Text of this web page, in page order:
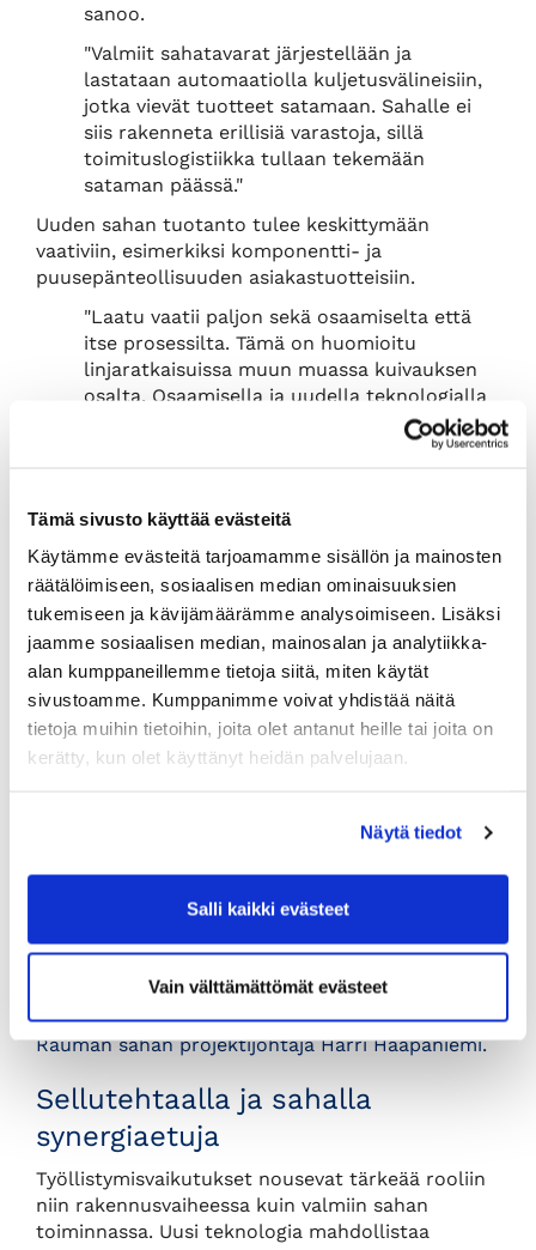
Tämä sivusto käyttää evästeitä
Käytämme evästeitä tarjoamamme sisällön ja mainosten
räätälöimiseen, sosiaalisen median ominaisuuksien
tukemiseen ja kävijämäärämme analysoimiseen. Lisäksi
jaamme sosiaalisen median, mainosalan ja analytiikka-
alan kumppaneillemme tietoja siitä, miten käytät
sivustoamme. Kumppanimme voivat yhdistää näitä
tietoja muihin tietoihin, joita olet antanut heille tai joita on
kerätty, kun olet käyttänyt heidän palvelujaan.
Näytä tiedot
Salli kaikki evästeet
Vain välttämättömät evästeet
sanoo.
"Valmiit sahatavarat järjestellään ja
lastataan automaatiolla kuljetusvälineisiin,
jotka vievät tuotteet satamaan. Sahalle ei
siis rakenneta erillisiä varastoja, sillä
toimituslogistiikka tullaan tekemään
sataman päässä."
Uuden sahan tuotanto tulee keskittymään
vaativiin, esimerkiksi komponentti- ja
puusepänteollisuuden asiakastuotteisiin.
"Laatu vaatii paljon sekä osaamiselta että
itse prosessilta. Tämä on huomioitu
linjaratkaisuissa muun muassa kuivauksen
osalta. Osaamisella ja uudella teknologialla
pystymme tarjoamaan asiakkaillemme
sillä tuotteiden toimittaminen asiakkaille käy
kautta.
"Yksi tärkeä kilpailuetumme on se, että saha
on iso, se varmistaa kustannustehokkuuden.
Sen myötä kykenemme tarjoamaan isoja
määriä sahatavaraa yhdellä kertaa."
Rauman sahan projektijohtaja Harri Haapaniemi.
Sellutehtaalla ja sahalla
synergiaetuja
Työllistymisvaikutukset nousevat tärkeää rooliin
niin rakennusvaiheessa kuin valmiin sahan
toiminnassa. Uusi teknologia mahdollistaa